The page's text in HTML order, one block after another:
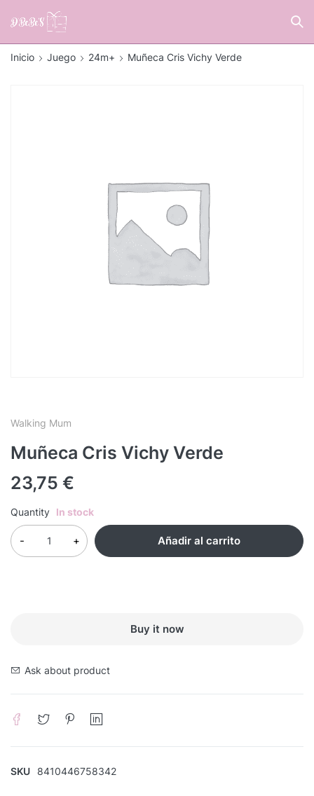
Inicio Juego 24m+ Muñeca Cris Vichy Verde
Walking Mum
Muñeca Cris Vichy Verde
23,75 €
Quantity In stock
Añadir al carrito
Buy it now
Ask about product
SKU 8410446758342